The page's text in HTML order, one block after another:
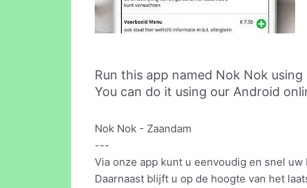
Run this app named Nok Nok using
You can do it using our Android
Nok Nok - Zaandam
---
Via onze app kunt u eenvoudig en snel
Daarnaast blijft u op de hoogte van het